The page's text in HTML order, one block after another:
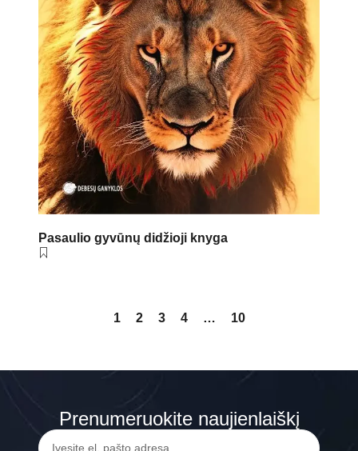
Pasaulio gyvūnų didžioji knyga
1 2 3 4 … 10
Prenumeruokite naujienlaiškį